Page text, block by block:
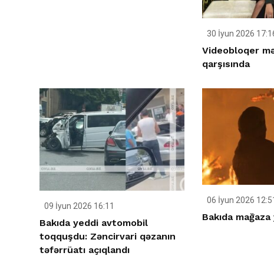
30 İyun 2026
Videobloqer
qarşısında
09 İyun 2026 16:11
Bakıda yeddi avtomobil
toqquşdu: Zəncirvari qəzanın
təfərrüatı açıqlandı
06 İyun 2026
Bakıda mağaza